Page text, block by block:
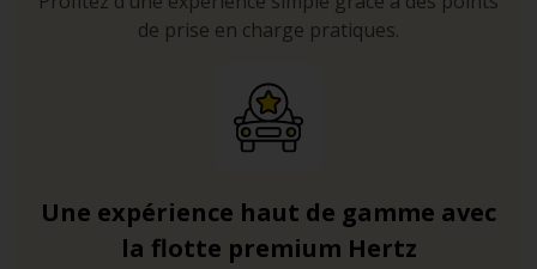
de prise en charge pratiques.
Une expérience haut de gamme avec
la flotte premium Hertz